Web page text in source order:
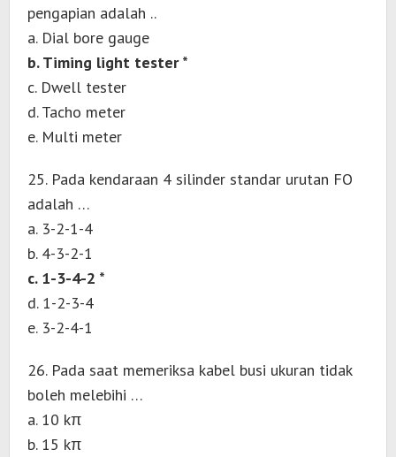
pengapian adalah ..
a. Dial bore gauge
b. Timing light tester *
c. Dwell tester
d. Tacho meter
e. Multi meter
25. Pada kendaraan 4 silinder standar urutan FO
adalah …
a. 3-2-1-4
b. 4-3-2-1
c. 1-3-4-2 *
d. 1-2-3-4
e. 3-2-4-1
26. Pada saat memeriksa kabel busi ukuran tidak
boleh melebihi …
a. 10 kπ
b. 15 kπ